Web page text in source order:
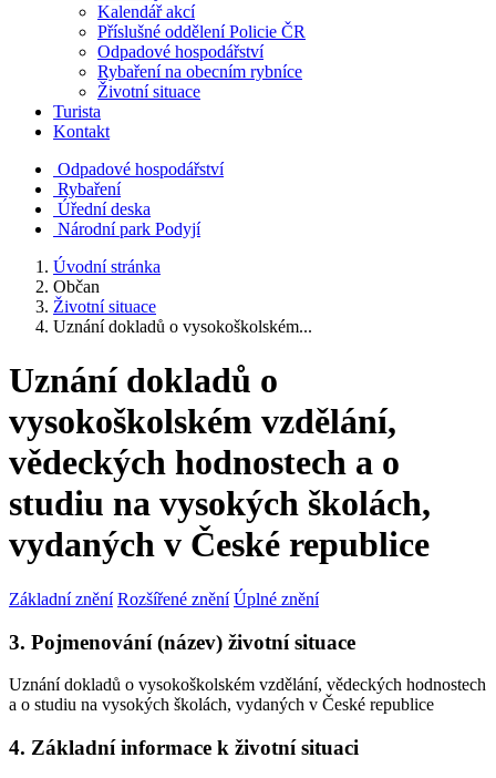
Kalendář akcí
Příslušné oddělení Policie ČR
Odpadové hospodářství
Rybaření na obecním rybníce
Životní situace
Turista
Kontakt
Odpadové hospodářství
Rybaření
Úřední deska
Národní park Podyjí
Úvodní stránka
Občan
Životní situace
Uznání dokladů o vysokoškolském...
Uznání dokladů o
vysokoškolském vzdělání,
vědeckých hodnostech a o
studiu na vysokých školách,
vydaných v České republice
Základní znění Rozšířené znění Úplné znění
3. Pojmenování (název) životní situace
Uznání dokladů o vysokoškolském vzdělání, vědeckých hodnostech
a o studiu na vysokých školách, vydaných v České republice
4. Základní informace k životní situaci